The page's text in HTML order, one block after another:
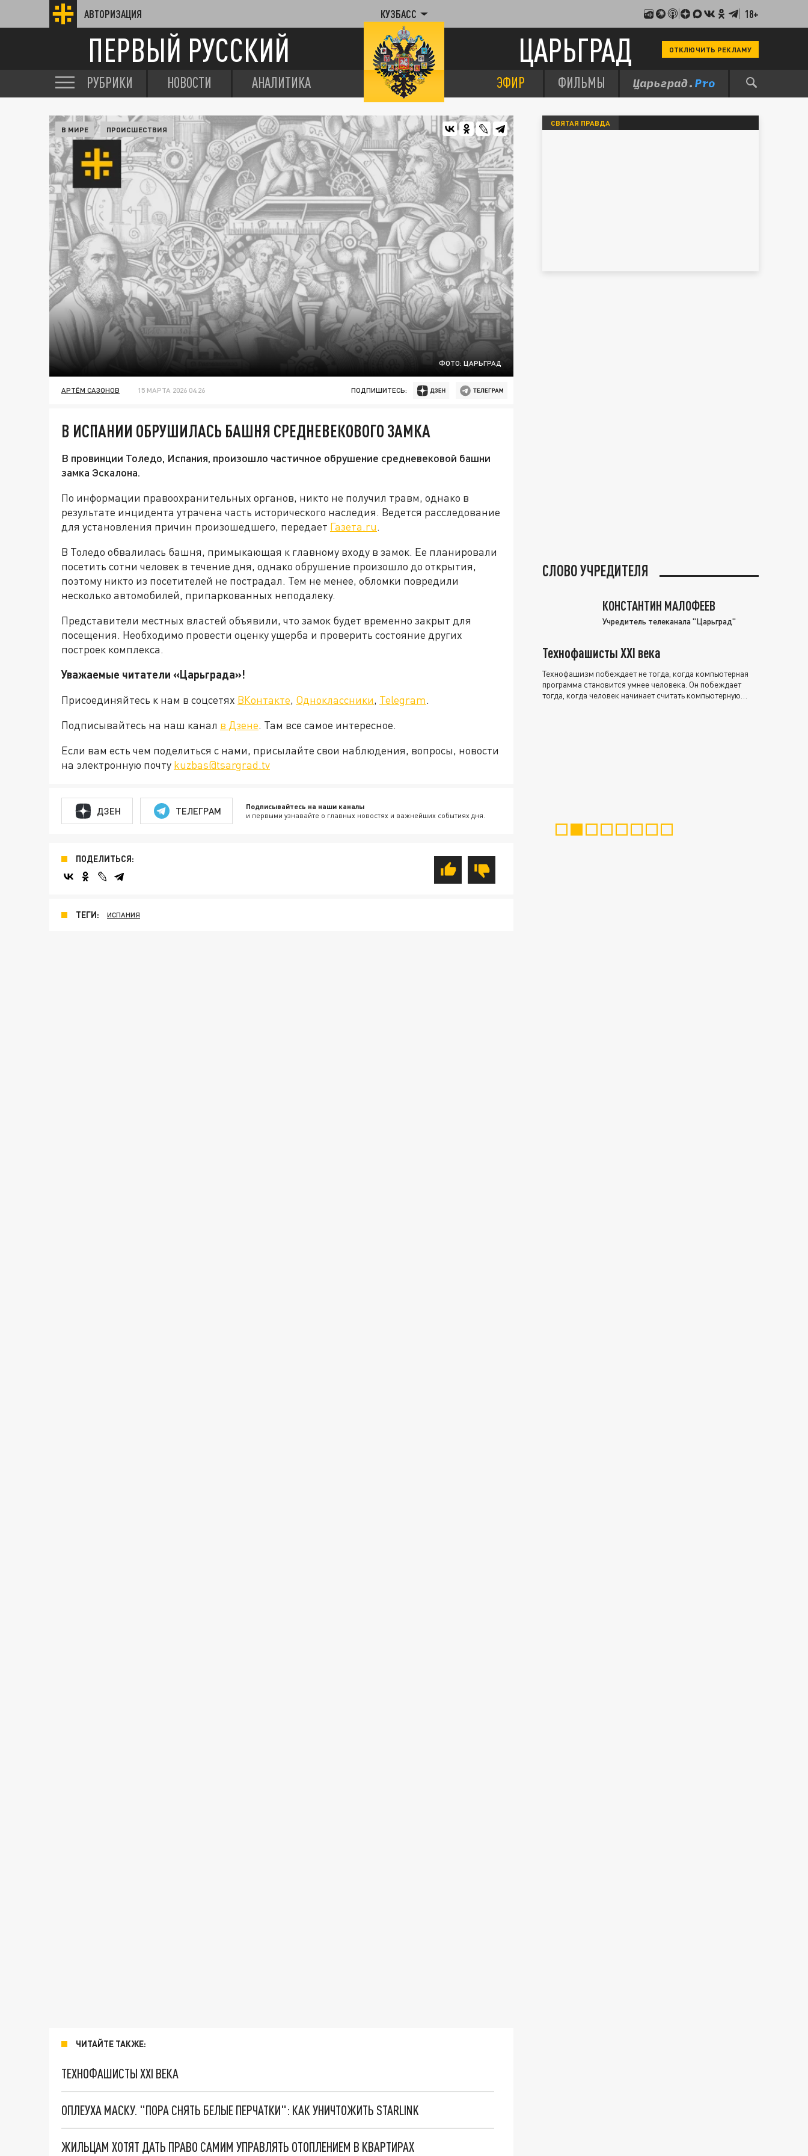
АВТОРИЗАЦИЯ КУЗБАСС 18+
ПЕРВЫЙ РУССКИЙ ЦАРЬГРАД ОТКЛЮЧИТЬ РЕКЛАМУ
РУБРИКИ НОВОСТИ АНАЛИТИКА ЭФИР ФИЛЬМЫ
ФОТО: ЦАРЬГРАД
В МИРЕ ПРОИСШЕСТВИЯ
АРТЁМ САЗОНОВ 15 МАРТА 2026 04:26 ПОДПИШИТЕСЬ:
В ИСПАНИИ ОБРУШИЛАСЬ БАШНЯ СРЕДНЕВЕКОВОГО ЗАМКА
В провинции Толедо, Испания, произошло частичное обрушение средневековой башни
замка Эскалона.
По информации правоохранительных органов, никто не получил травм, однако в
результате инцидента утрачена часть исторического наследия. Ведется расследование
для установления причин произошедшего, передает Газета.ru.
В Толедо обвалилась башня, примыкающая к главному входу в замок. Ее планировали
посетить сотни человек в течение дня, однако обрушение произошло до открытия,
поэтому никто из посетителей не пострадал. Тем не менее, обломки повредили
несколько автомобилей, припаркованных неподалеку.
Представители местных властей объявили, что замок будет временно закрыт для
посещения. Необходимо провести оценку ущерба и проверить состояние других
построек комплекса.
Уважаемые читатели «Царьграда»!
Присоединяйтесь к нам в соцсетях ВКонтакте, Одноклассники, Telegram.
Подписывайтесь на наш канал в Дзене. Там все самое интересное.
Если вам есть чем поделиться с нами, присылайте свои наблюдения, вопросы, новости
на электронную почту kuzbas@tsargrad.tv
ДЗЕН ТЕЛЕГРАМ Подписывайтесь на наши каналы
и первыми узнавайте о главных новостях и важнейших событиях дня.
ПОДЕЛИТЬСЯ:
ТЕГИ: ИСПАНИЯ
ЧИТАЙТЕ ТАКЖЕ:
ТЕХНОФАШИСТЫ XXI ВЕКА
ОПЛЕУХА МАСКУ. "ПОРА СНЯТЬ БЕЛЫЕ ПЕРЧАТКИ": КАК УНИЧТОЖИТЬ STARLINK
ЖИЛЬЦАМ ХОТЯТ ДАТЬ ПРАВО САМИМ УПРАВЛЯТЬ ОТОПЛЕНИЕМ В КВАРТИРАХ
СВЯТАЯ ПРАВДА
СЛОВО УЧРЕДИТЕЛЯ
КОНСТАНТИН МАЛОФЕЕВ
Учредитель телеканала "Царьград"
Технофашисты XXI века
Технофашизм побеждает не тогда, когда компьютерная
программа становится умнее человека. Он побеждает
тогда, когда человек начинает считать компьютерную